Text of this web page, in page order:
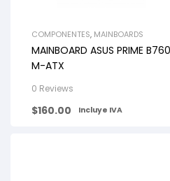
COMPONENTES, MAINBOARDS
MAINBOARD ASUS PRIME
M-ATX
0 Reviews
$160.00 Incluye IVA